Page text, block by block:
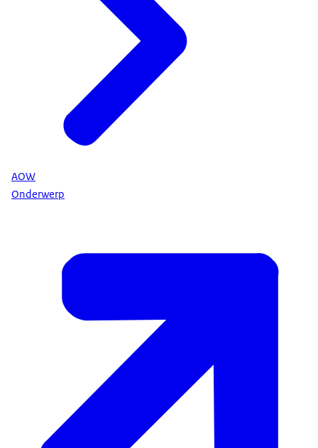
AOW
Onderwerp